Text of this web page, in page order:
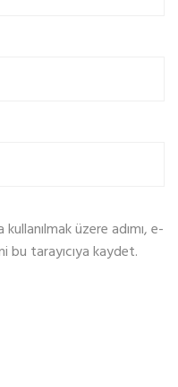
üzere adımı, e-
tarayıcıya kaydet.